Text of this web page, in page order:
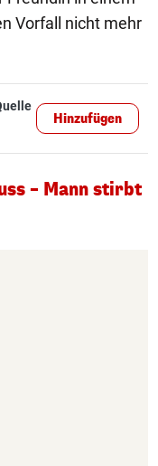
Vorfall nicht mehr
Hinzufügen
– Mann stirbt